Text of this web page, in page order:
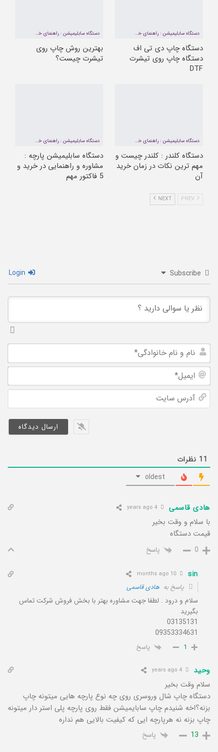
دستگاه سابلیمیشن : راهنمای خرید و 5 فاکتور مهم زمان خرید که باید رعایت کرد + فیلم
دستگاه چاپ دی تی اف
دستگاه چاپ روی تیشرت
DTF
دستگاه سابلیمیشن : راهنمای خرید و 5 فاکتور مهم زمان خرید که باید رعایت کرد + فیلم
بهترین روش چاپ روی
تیشرت چیست؟
دستگاه سابلیمیشن : راهنمای خرید و 5 فاکتور مهم زمان خرید که باید رعایت کرد + فیلم
دستگاه کلندر : کلندر چیست و
مهم ترین نکات در زمان خرید
آن
دستگاه سابلیمیشن : راهنمای خرید و 5 فاکتور مهم زمان خرید که باید رعایت کرد + فیلم
دستگاه سابلیمیشن پارچه :
مشاوره و راهنمایی در خرید و
5 فاکتور مهم
NEXT
Subscribe
و
11 نظرات
oldest
هادی قاسمی
با سلام و وقت بخیر
قیمت دستگاه
0 پاسخ
sin
10 months ago
پاسخ به هادی قاسمی
سلام و درود . لطفا جهت مشاوره بهتر با بخش فروش شرکت تماس
بگیرید
03135131
09353334631
1 پاسخ
وحید
سلام وقت بخیر
دستگاه چاپ شال وروسری روی چه نوع پارچه هایی میتونه چاپ
بزنه؟اخه شنیدم چاپ سابایمیشن فقط روی پارچه پلی استر دار میتونه
چاپ بزنه نه هرپارچه ایی که کیفیت بالایی هم نداره
13 پاسخ